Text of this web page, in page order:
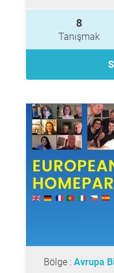
8
Tanışmak
Bölge : Avrupa